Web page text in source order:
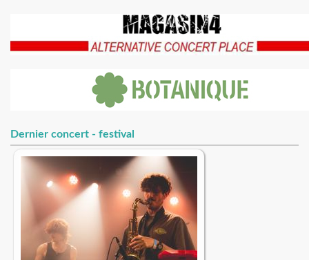
Dernier concert - festival